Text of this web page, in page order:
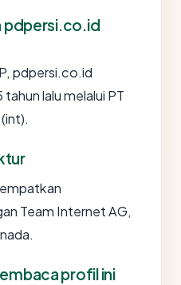
pdpersi.co.id
pdpersi.co.id
lalu melalui PT
Team Internet AG,
profil ini